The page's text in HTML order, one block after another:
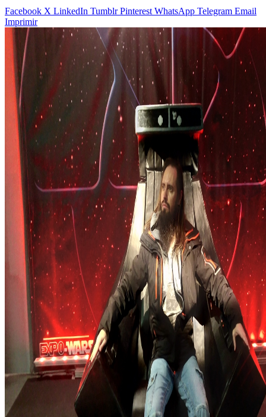
Facebook X LinkedIn Tumblr Pinterest WhatsApp Telegram Email
Imprimir